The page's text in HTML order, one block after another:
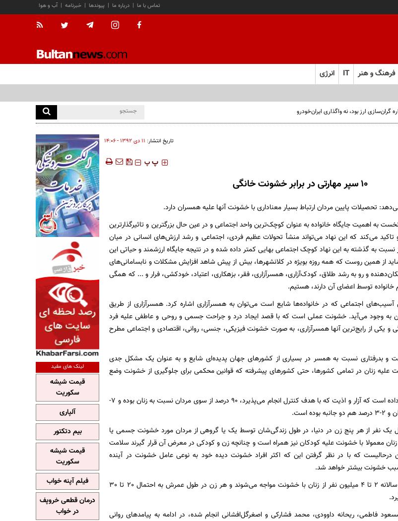
آب و هوا | خبرنامه | پیوندها | درباره ما | تماس با ما
فرهنگ و هنر IT انرژی
ارز بود، نه واگذاری ایران‌خودرو
تاریخ انتشار: ۱۱ دی ۱۳۹۲ - ۱۴:۰۶
‍‍‍ پ پ
10 سپر مهارتی در برابر خشونت‌ خانگی
تحصیلات پایین مردان ارتباط بسیار معناداری با خشونت آنها علیه همسران دارد.
به اهمیت جایگاه خانواده به عنوان کوچک‌ترین واحد اجتماعی و در عین حال بزرگترین و تاثیرگذارترین
و تاکید می‌کند که این نهاد می‌تواند منشأ تحولات عظیم فردی، اجتماعی و رشد ارزش‌های انسانی در میان
نسبت به گذشته به این نهاد کوچک اجتماعی بهایی کمتر داده شده و در نتیجه جایگاه ارزشمند و حیاتی این
از همین روست که همه روزه بویژه در کلانشهرها، بیش از پیش شاهد افزایش مشکلات و نابسامانی‌های
و رو به رشد طلاق، کودک‌آزاری، همسرآزاری، فقر، بزهکاری، اعتیاد، خودکشی، فرار و ... که همگی
توسط اعضای آن دارند، هستیم.
اجتماعی که در خانواده‌ها شایع است می‌توان به همسرآزاری اشاره کرد. همسرآزاری از طریق
به وجود می‌آید. خشونت عملی است که با قصد ایجاد درد و جراحت جسمی و روحی و عاطفی علیه فرد
یکی از رایج‌ترین آنها همسرآزاری، به صورت خشونت فیزیکی، جنسی، روانی، اقتصادی و اجتماعی مطرح
و بدرفتاری نسبت به همسر در بسیاری از کشورهای جهان پدیده‌ای شایع و به عنوان یک مشکل جدی
زنان در تمامی کشورها، حتی کشورهای پیشرفته که قوانین محکمی برای جلوگیری از خشونت وضع
مطالعه‌ای تحلیلی در آمریکا نشان داده است که آزار و اذیت که با هدف کنترل انجام می‌پذیرد، 90 درصد از سوی مردان نسبت به زنان بوده و 7-
یک نفر از هر پنج زن در دنیا، در طول زندگی‌شان توسط یک یا گروهی از مردان مورد خشونت جسمی یا
معمولا با خشونت علیه کودکان نیز همراه است و چنانچه زن و کودکی در معرض آن قرار گیرند سلامت
که با در نظر گرفتن این که اکثر افراد خشونت دیده خود به نوعی عامل خشونت در آینده
خشونت بیشتر خواهد شد.
طبق برآورد انجمن پزشکی آمریکا، سالانه 2 تا 4 میلیون نفر از زنان با خشونت مواجه می‌شوند و هر زن در طول عمرش به احتمال 20 تا 30
فاطمی، ریحانه داوودی، محمد فشارکی و اصغرگل‌افشانی انجام شده، در ادامه به پیامدهای روانی
لینک های مفید
قیمت شیشه
سکوریت
آلپاری
بیم دتکتور
قیمت شیشه
سکوریت
فیلم آپنه خواب
درمان قطعی خروپف
در خواب